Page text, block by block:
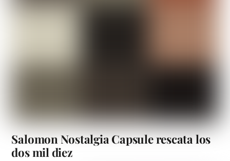
Salomon Nostalgia Capsule rescata los
dos mil diez